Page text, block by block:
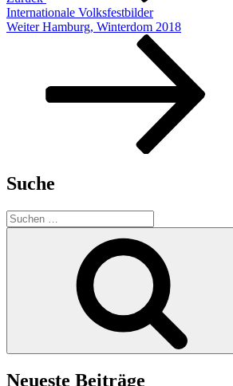
Internationale Volksfestbilder
Nächster
Weiter Hamburg, Winterdom 2018
Suche
Suchen
nach:
Neueste Beiträge